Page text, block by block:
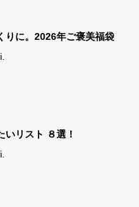
りに。2026年ご褒美福袋
いリスト ８選！